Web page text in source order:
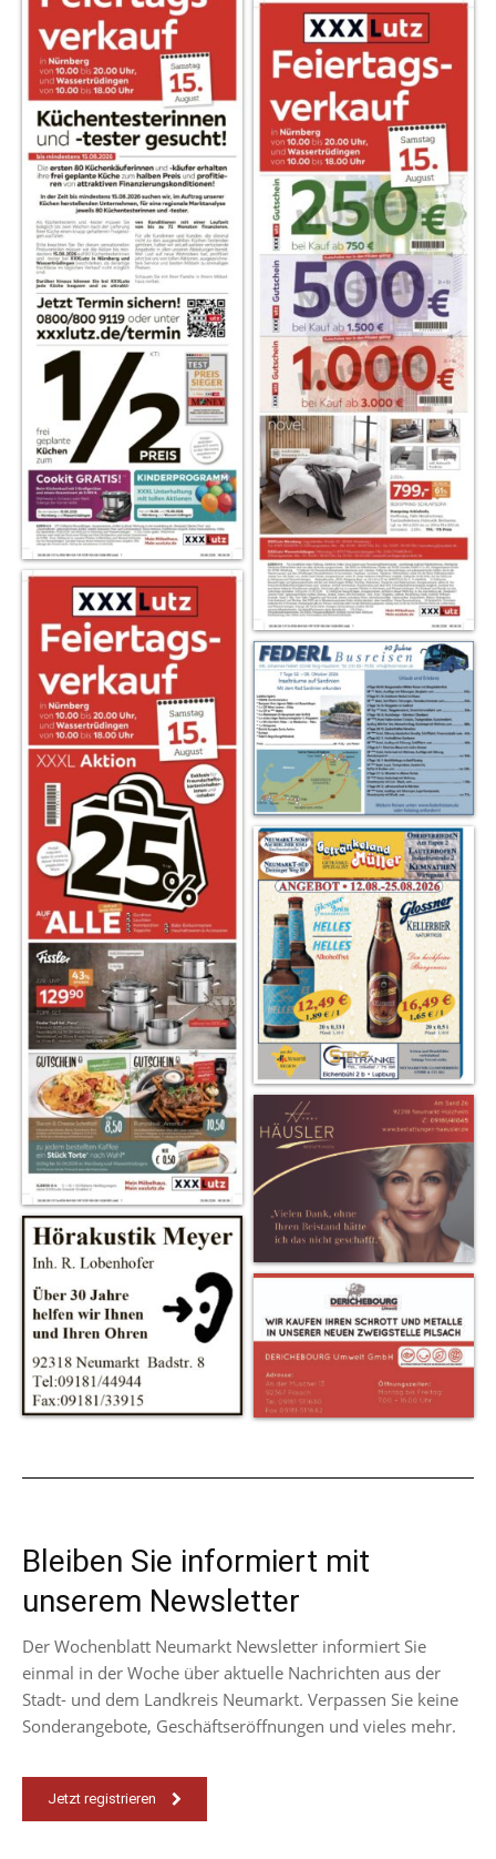
Bleiben Sie informiert mit
unserem Newsletter
Der Wochenblatt Neumarkt Newsletter informiert Sie
einmal in der Woche über aktuelle Nachrichten aus der
Stadt- und dem Landkreis Neumarkt. Verpassen Sie keine
Sonderangebote, Geschäftseröffnungen und vieles mehr.
Jetzt registrieren